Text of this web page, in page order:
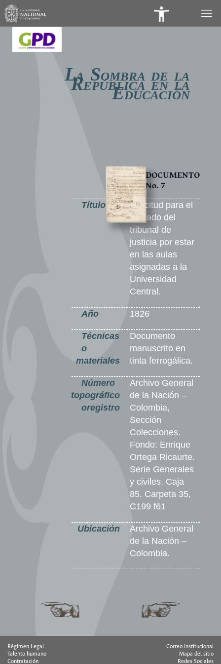
LA SOMBRA DE LA
REPÚBLICA EN LA
EDUCACIÓN
DOCUMENTO
No. 7
Título
Solicitud para el
traslado del
tribunal de
justicia por estar
en las aulas
asignadas a la
Universidad
Central.
Año 1826
Técnicas
o
materiales
Documento
manuscrito en
tinta ferrogálica.
Número
topográfico
oregistro
Archivo General
de la Nación –
Colombia,
Sección
Colecciones.
Fondo: Enrique
Ortega Ricaurte.
Serie Generales
y civiles. Caja
85. Carpeta 35,
C199 f61
Ubicación
Archivo General
de la Nación –
Colombia.
Régimen Legal
Talento humano
Contratación
Correo institucional
Mapa del sitio
Redes Sociales